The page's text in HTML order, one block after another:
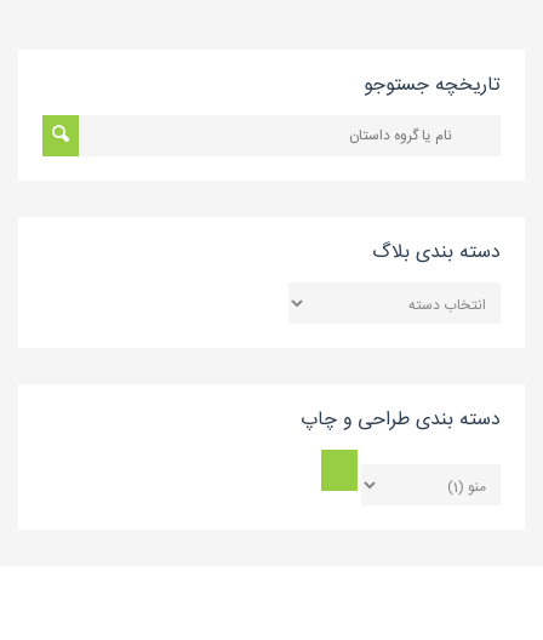
تاریخچه جستوجو
دسته بندی بلاگ
بندی
دسته بندی طراحی و چاپ